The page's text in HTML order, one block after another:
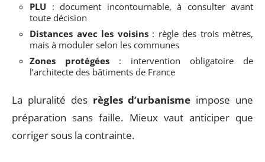
PLU : document incontournable, à consulter avant
toute décision
Distances avec les voisins: règle des trois mètres,
mais à moduler selon les communes
Zones protégées : intervention obligatoire de
l’architecte des bâtiments de France
La pluralité des règles d’urbanisme impose une
préparation sans faille. Mieux vaut anticiper que
corriger sous la contrainte.